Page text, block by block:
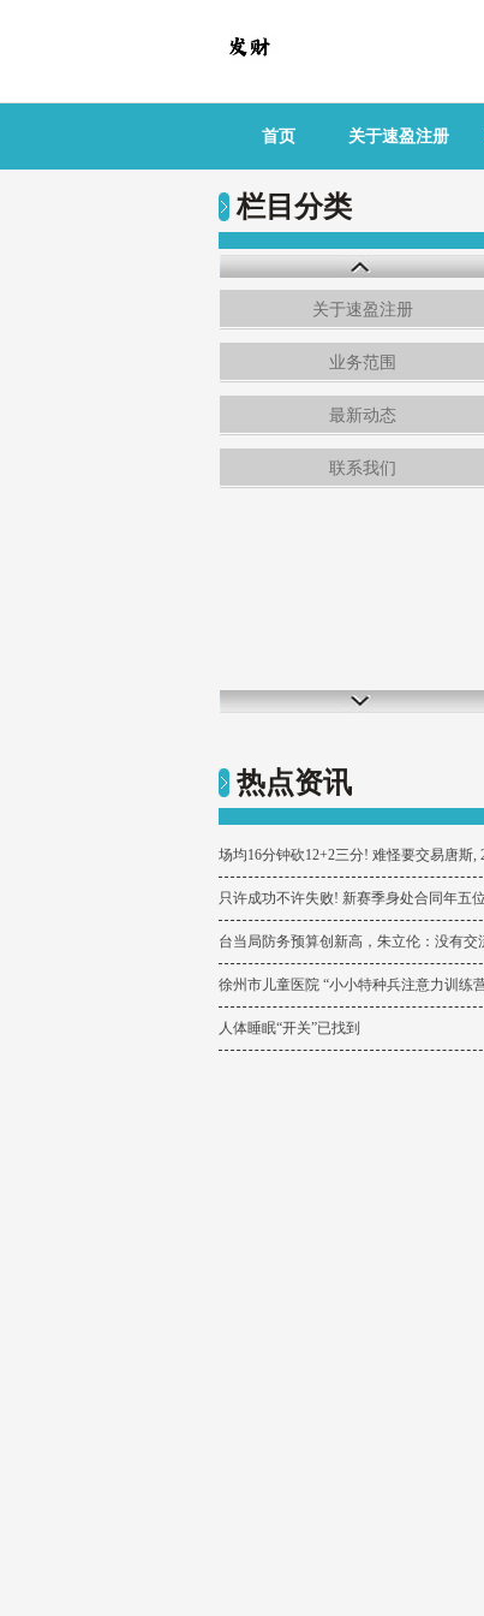
首页 关于速盈注册
栏目分类
关于速盈注册
业务范围
最新动态
联系我们
热点资讯
人体睡眠“开关”已找到